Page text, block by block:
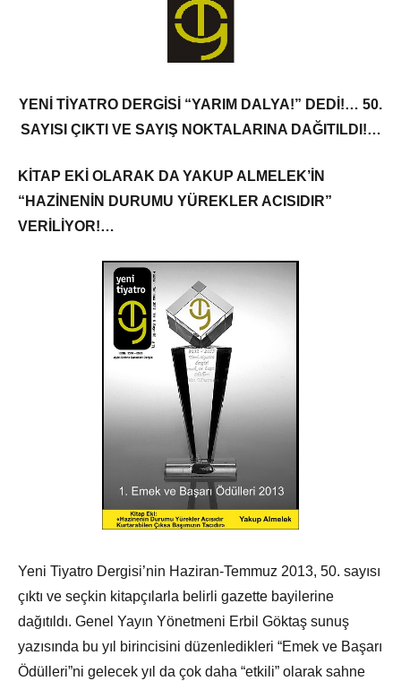
YENİ TİYATRO DERGİSİ “YARIM DALYA!” DEDİ!… 50.
SAYISI ÇIKTI VE SAYIŞ NOKTALARINA DAĞITILDI!…
KİTAP EKİ OLARAK DA YAKUP ALMELEK’İN
“HAZİNENİN DURUMU YÜREKLER ACISIDIR”
VERİLİYOR!…
Yeni Tiyatro Dergisi’nin Haziran-Temmuz 2013, 50. sayısı
çıktı ve seçkin kitapçılarla belirli gazette bayilerine
dağıtıldı. Genel Yayın Yönetmeni Erbil Göktaş sunuş
yazısında bu yıl birincisini düzenledikleri “Emek ve Başarı
Ödülleri”ni gelecek yıl da çok daha “etkili” olarak sahne